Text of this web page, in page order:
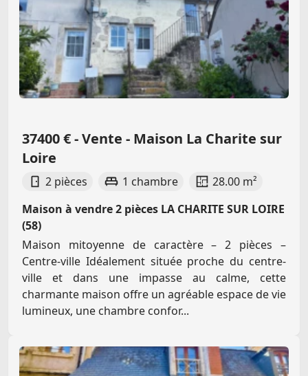
37400 € - Vente - Maison La Charite sur
Loire
2 pièces 1 chambre
28.00 m²
Maison à vendre 2 pièces LA CHARITE SUR LOIRE
(58)
Maison mitoyenne de caractère – 2 pièces –
Centre-ville Idéalement située proche du centre-
ville et dans une impasse au calme, cette
charmante maison offre un agréable espace de vie
lumineux, une chambre confor...